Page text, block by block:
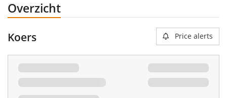
Overzicht
Koers Price alerts